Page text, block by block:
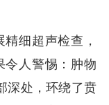
细超声检查，
令人警惕：肿物
深处，环绕了贲